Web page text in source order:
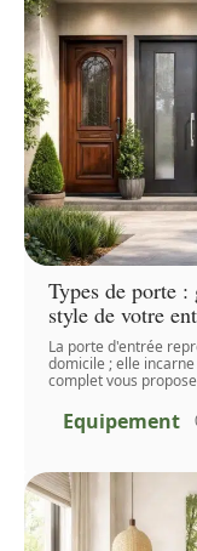
Types de porte
style de votre
La porte d'entrée
domicile ; elle
complet vous propose
Equipement